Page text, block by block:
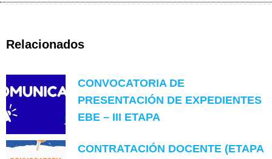
Relacionados
CONVOCATORIA DE
PRESENTACIÓN DE EXPEDIENTES
EBE – III ETAPA
CONTRATACIÓN DOCENTE (ETAPA